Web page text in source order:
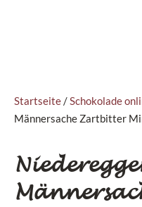
Startseite/Schokolade
Männersache Zartbitter